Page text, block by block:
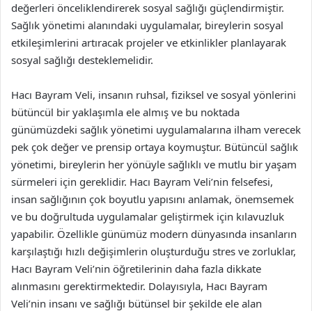
değerleri önceliklendirerek sosyal sağlığı güçlendirmiştir.
Sağlık yönetimi alanındaki uygulamalar, bireylerin sosyal
etkileşimlerini artıracak projeler ve etkinlikler planlayarak
sosyal sağlığı desteklemelidir.
Hacı Bayram Veli, insanın ruhsal, fiziksel ve sosyal yönlerini
bütüncül bir yaklaşımla ele almış ve bu noktada
günümüzdeki sağlık yönetimi uygulamalarına ilham verecek
pek çok değer ve prensip ortaya koymuştur. Bütüncül sağlık
yönetimi, bireylerin her yönüyle sağlıklı ve mutlu bir yaşam
sürmeleri için gereklidir. Hacı Bayram Veli’nin felsefesi,
insan sağlığının çok boyutlu yapısını anlamak, önemsemek
ve bu doğrultuda uygulamalar geliştirmek için kılavuzluk
yapabilir. Özellikle günümüz modern dünyasında insanların
karşılaştığı hızlı değişimlerin oluşturduğu stres ve zorluklar,
Hacı Bayram Veli’nin öğretilerinin daha fazla dikkate
alınmasını gerektirmektedir. Dolayısıyla, Hacı Bayram
Veli’nin insanı ve sağlığı bütünsel bir şekilde ele alan